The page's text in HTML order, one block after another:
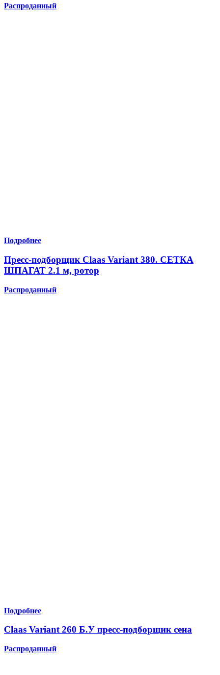
Распроданный
Подробнее
Пресс-подборщик Claas Variant 380. СЕТКА
ШПАГАТ 2.1 м, ротор
Распроданный
Подробнее
Claas Variant 260 Б.У пресс-подборщик сена
Распроданный